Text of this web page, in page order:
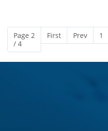
Page 2
/ 4
First Prev 1